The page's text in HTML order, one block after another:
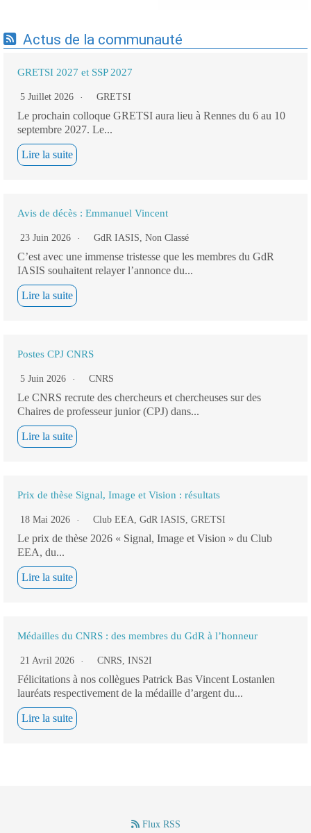
Actus de la communauté
GRETSI 2027 et SSP 2027
5 Juillet 2026 GRETSI
Le prochain colloque GRETSI aura lieu à Rennes du 6 au 10
septembre 2027. Le...
Lire la suite
Avis de décès : Emmanuel Vincent
23 Juin 2026 GdR IASIS, Non Classé
C’est avec une immense tristesse que les membres du GdR
IASIS souhaitent relayer l’annonce du...
Lire la suite
Postes CPJ CNRS
5 Juin 2026 CNRS
Le CNRS recrute des chercheurs et chercheuses sur des
Chaires de professeur junior (CPJ) dans...
Lire la suite
Prix de thèse Signal, Image et Vision : résultats
18 Mai 2026 Club EEA, GdR IASIS, GRETSI
Le prix de thèse 2026 « Signal, Image et Vision » du Club
EEA, du...
Lire la suite
Médailles du CNRS : des membres du GdR à l’honneur
21 Avril 2026 CNRS, INS2I
Félicitations à nos collègues Patrick Bas Vincent Lostanlen
lauréats respectivement de la médaille d’argent du...
Lire la suite
Flux RSS